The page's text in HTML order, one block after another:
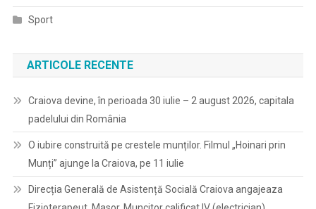
Sport
ARTICOLE RECENTE
Craiova devine, în perioada 30 iulie – 2 august 2026, capitala
padelului din România
O iubire construită pe crestele munților. Filmul „Hoinari prin
Munți” ajunge la Craiova, pe 11 iulie
Direcția Generală de Asistență Socială Craiova angajeaza